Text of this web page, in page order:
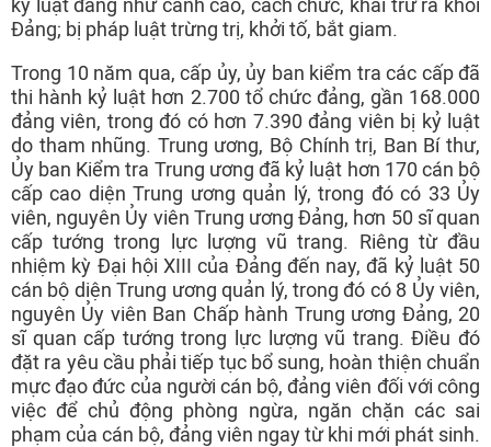
kỷ luật đảng như cảnh cáo, cách chức, khai trừ ra khỏi
Đảng; bị pháp luật trừng trị, khởi tố, bắt giam.
Trong 10 năm qua, cấp ủy, ủy ban kiểm tra các cấp đã
thi hành kỷ luật hơn 2.700 tổ chức đảng, gần 168.000
đảng viên, trong đó có hơn 7.390 đảng viên bị kỷ luật
do tham nhũng. Trung ương, Bộ Chính trị, Ban Bí thư,
Ủy ban Kiểm tra Trung ương đã kỷ luật hơn 170 cán bộ
cấp cao diện Trung ương quản lý, trong đó có 33 Ủy
viên, nguyên Ủy viên Trung ương Đảng, hơn 50 sĩ quan
cấp tướng trong lực lượng vũ trang. Riêng từ đầu
nhiệm kỳ Đại hội XIII của Đảng đến nay, đã kỷ luật 50
cán bộ diện Trung ương quản lý, trong đó có 8 Ủy viên,
nguyên Ủy viên Ban Chấp hành Trung ương Đảng, 20
sĩ quan cấp tướng trong lực lượng vũ trang. Điều đó
đặt ra yêu cầu phải tiếp tục bổ sung, hoàn thiện chuẩn
mực đạo đức của người cán bộ, đảng viên đối với công
việc để chủ động phòng ngừa, ngăn chặn các sai
phạm của cán bộ, đảng viên ngay từ khi mới phát sinh.